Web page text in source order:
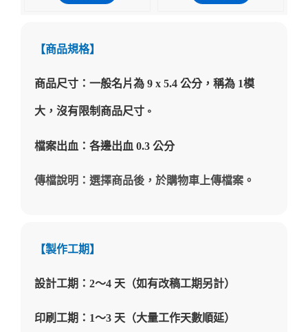
【商品規格】
商品尺寸：一般名片為 9 x 5.4 公分，稱為 1模
大，沒有限制商品尺寸。
檔案出血：各邊出血 0.3 公分
傳檔說明：選擇商品後，於購物車上傳檔案。
【製作工期】
設計工期：2～4 天（如有改稿工期另計）
印刷工期：1～3 天（大量工作天數順延）